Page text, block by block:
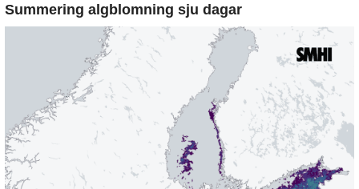
Summering algblomning sju dagar